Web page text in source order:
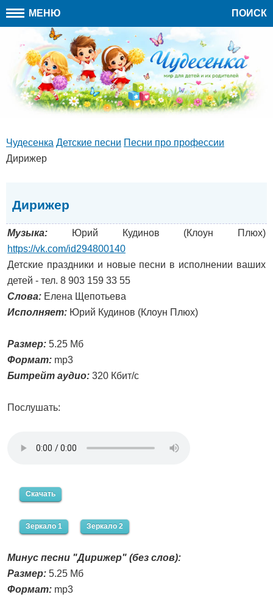
МЕНЮ ПОИСК
Чудесенка Детские песни Песни про профессии
Дирижер
Дирижер
Музыка: Юрий Кудинов (Клоун Плюх)
https://vk.com/id294800140
Детские праздники и новые песни в исполнении ваших
детей - тел. 8 903 159 33 55
Слова: Елена Щепотьева
Исполняет: Юрий Кудинов (Клоун Плюх)
Размер: 5.25 Мб
Формат: mp3
Битрейт аудио: 320 Кбит/с
Послушать:
Скачать
Зеркало 1 Зеркало 2
Минус песни "Дирижер" (без слов):
Размер: 5.25 Мб
Формат: mp3